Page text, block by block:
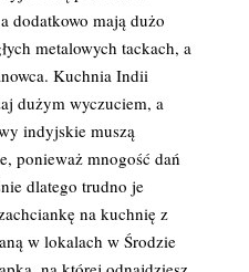
dodatkowo mają dużo
metalowych tackach, a
Kuchnia Indii
dużym wyczuciem, a
indyjskie muszą
ponieważ mnogość dań
dlatego trudno je
na kuchnię z
w lokalach w Środzie